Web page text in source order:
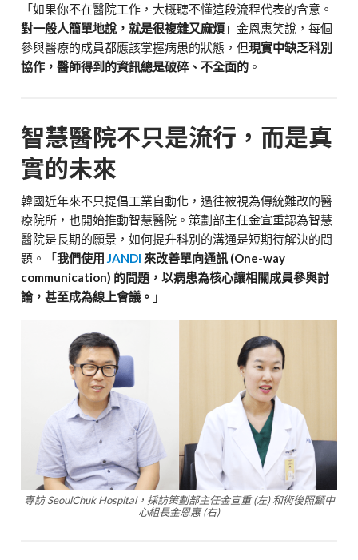
「如果你不在醫院工作，大概聽不懂這段流程代表的含意。
對一般人簡單地說，就是很複雜又麻煩 」金恩惠笑說，每個
參與醫療的成員都應該掌握病患的狀態，但現實中缺乏科別
協作，醫師得到的資訊總是破碎、不全面的 。
智慧醫院不只是流行，而是真
實的未來
韓國近年來不只提倡工業自動化，過往被視為傳統難改的醫
療院所，也開始推動智慧醫院。策劃部主任金宣重認為智慧
醫院是長期的願景，如何提升科別的溝通是短期待解決的問
題。「我們使用JANDI 來改善單向通訊 (One-way
communication) 的問題，以病患為核心讓相關成員參與討
論，甚至成為線上會議。 」
專訪 SeoulChuk Hospital，採訪策劃部主任金宣重 (左) 和術後照顧中
心組長金恩惠 (右)